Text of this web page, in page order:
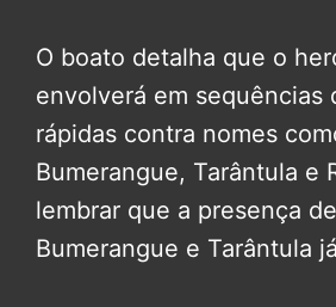
O boato detalha que o
envolverá em sequências
rápidas contra nomes
Bumerangue, Tarântula e
lembrar que a presença
Bumerangue e Tarântula